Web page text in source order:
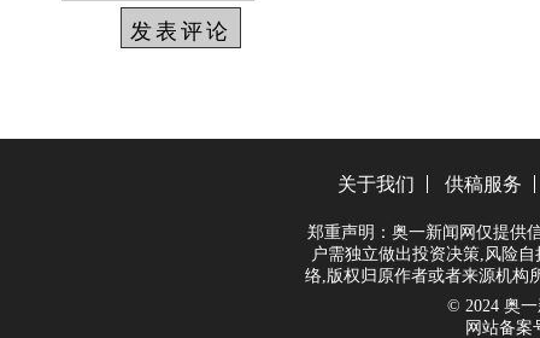
关于我们 供稿服务
郑重声明：奥一新闻网仅提供
户需独立做出投资决策,风险
络,版权归原作者或者来源机构
© 2024 奥一
网站备案